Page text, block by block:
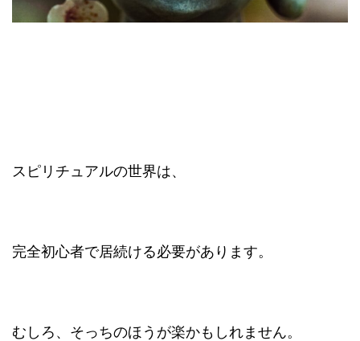
スピリチュアルの世界は、
完全初心者で居続ける必要があります。
むしろ、そっちのほうが楽かもしれません。